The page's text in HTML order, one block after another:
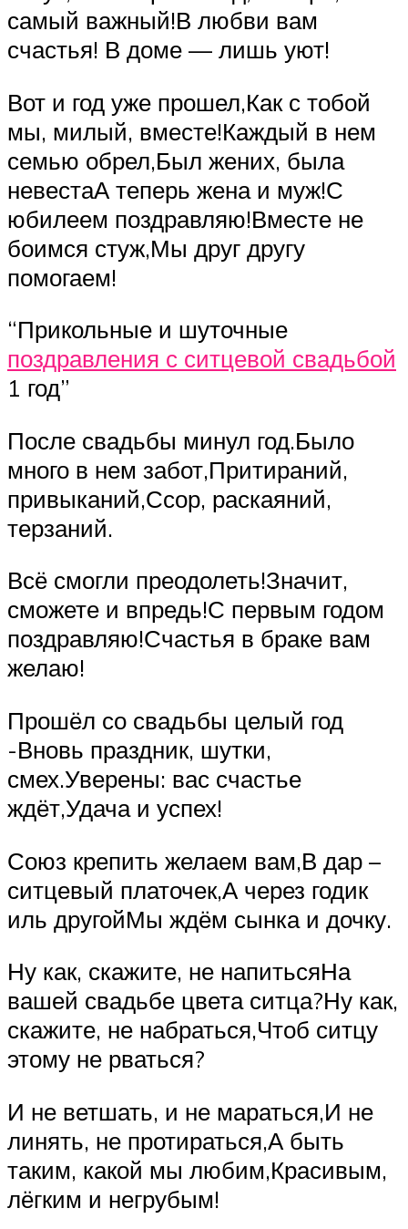
самый важный!В любви вам
счастья! В доме — лишь уют!
Вот и год уже прошел,Как с тобой
мы, милый, вместе!Каждый в нем
семью обрел,Был жених, была
невестаА теперь жена и муж!С
юбилеем поздравляю!Вместе не
боимся стуж,Мы друг другу
помогаем!
“Прикольные и шуточные
поздравления с ситцевой свадьбой
1 год”
После свадьбы минул год.Было
много в нем забот,Притираний,
привыканий,Ссор, раскаяний,
терзаний.
Всё смогли преодолеть!Значит,
сможете и впредь!С первым годом
поздравляю!Счастья в браке вам
желаю!
Прошёл со свадьбы целый год
-Вновь праздник, шутки,
смех.Уверены: вас счастье
ждёт,Удача и успех!
Союз крепить желаем вам,В дар –
ситцевый платочек,А через годик
иль другойМы ждём сынка и дочку.
Ну как, скажите, не напитьсяНа
вашей свадьбе цвета ситца?Ну как,
скажите, не набраться,Чтоб ситцу
этому не рваться?
И не ветшать, и не мараться,И не
линять, не протираться,А быть
таким, какой мы любим,Красивым,
лёгким и негрубым!